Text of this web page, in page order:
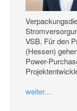
VSB. Für den
(Hessen)
Power-
weiter...